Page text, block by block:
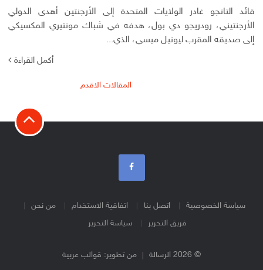
قائد التانجو غادر الولايات المتحدة إلى الأرجنتين أهدى الدولي
الأرجنتيني، رودريجو دي بول، هدفه في شباك مونتيري المكسيكي
إلى صديقه المقرب ليونيل ميسي، الذي...
أكمل القراءة
المقالات الاقدم
سياسة الخصوصية اتصل بنا اتفاقية الاستخدام
من نحن
فريق التحرير
سياسة التحرير
© 2026 الرسالة من تطوير: قوالب عربية